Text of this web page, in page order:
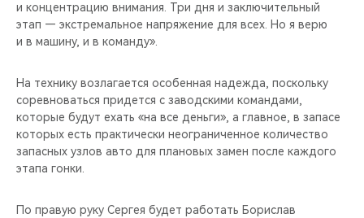
и концентрацию внимания. Три дня и заключительный
этап — экстремальное напряжение для всех. Но я верю
и в машину, и в команду».
На технику возлагается особенная надежда, поскольку
соревноваться придется с заводскими командами,
которые будут ехать «на все деньги», а главное, в запасе
которых есть практически неограниченное количество
запасных узлов авто для плановых замен после каждого
этапа гонки.
По правую руку Сергея будет работать Борислав